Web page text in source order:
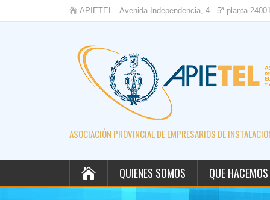
APIETEL - Avenida Independencia, 4 - 5ª planta
ASOCIACIÓN PROVINCIAL DE EMPRESARIOS DE
QUIENES SOMOS QUE HACEMOS